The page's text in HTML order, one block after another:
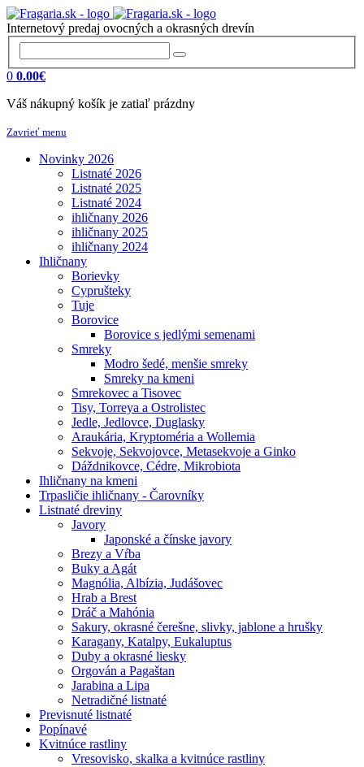
Internetový predaj ovocných a okrasných drevín
0 0.00€
Váš nákupný košík je zatiaľ prázdny
Zavrieť menu
Novinky 2026
Listnaté 2026
Listnaté 2025
Listnaté 2024
ihličnany 2026
ihličnany 2025
ihličnany 2024
Ihličnany
Borievky
Cyprušteky
Tuje
Borovice
Borovice s jedlými semenami
Smreky
Modro šedé, menšie smreky
Smreky na kmeni
Smrekovec a Tisovec
Tisy, Torreya a Ostrolistec
Jedle, Jedlovce, Duglasky
Araukária, Kryptoméria a Wollemia
Sekvoje, Sekvojovce, Metasekvoje a Ginko
Dáždnikovce, Cédre, Mikrobiota
Ihličnany na kmeni
Trpasličie ihličnany - Čarovníky
Listnaté dreviny
Javory
Japonské a čínske javory
Brezy a Vŕba
Buky a Agát
Magnólia, Albízia, Judášovec
Hrab a Brest
Dráč a Mahónia
Sakury, okrasné čerešne, slivky, jablone a hrušky
Karagany, Katalpy, Eukaluptus
Duby a okrasné liesky
Orgován a Pagaštan
Jarabina a Lipa
Netradičné listnaté
Previsnuté listnaté
Popínavé
Kvitnúce rastliny
Vresovisko, skalka a kvitnúce rastliny